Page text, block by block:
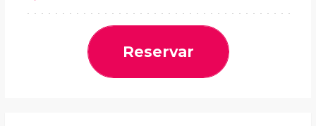
Reservar